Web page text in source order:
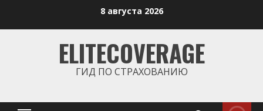
8 августа 2026
ELITECOVERAGE
ГИД ПО СТРАХОВАНИЮ